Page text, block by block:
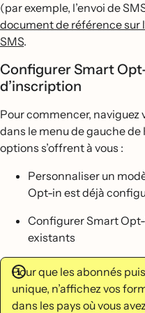
(par exemple, l’envoi de
document de référence sur
SMS.
Configurer Smart
d’inscription
Pour commencer, naviguez
dans le menu de gauche de
options s’offrent à vous :
Personnaliser un
Opt-in est déjà
Configurer Smart Opt-
existants
Pour que les abonnés
unique, n’affichez vos
dans les pays où vous